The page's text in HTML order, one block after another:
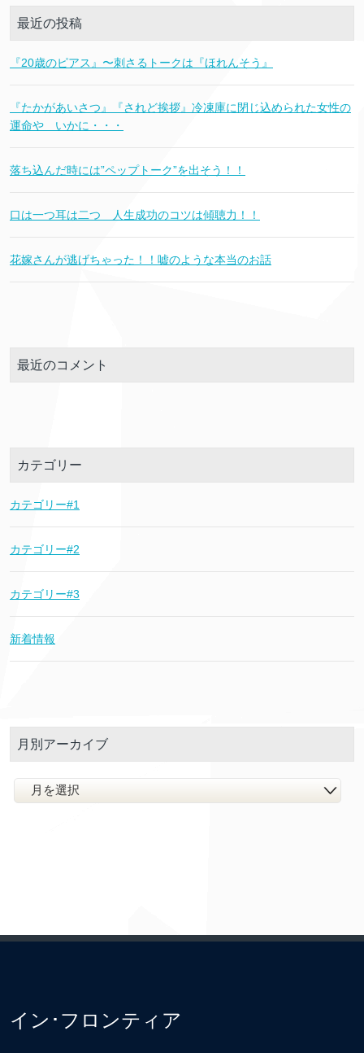
最近の投稿
『20歳のピアス』〜刺さるトークは『ほれんそう』
『たかがあいさつ』『されど挨拶』冷凍庫に閉じ込められた女性の
運命や いかに・・・
落ち込んだ時には”ペップトーク”を出そう！！
口は一つ耳は二つ 人生成功のコツは傾聴力！！
花嫁さんが逃げちゃった！！嘘のような本当のお話
最近のコメント
カテゴリー
カテゴリー#1
カテゴリー#2
カテゴリー#3
新着情報
月別アーカイブ
イン･フロンティア